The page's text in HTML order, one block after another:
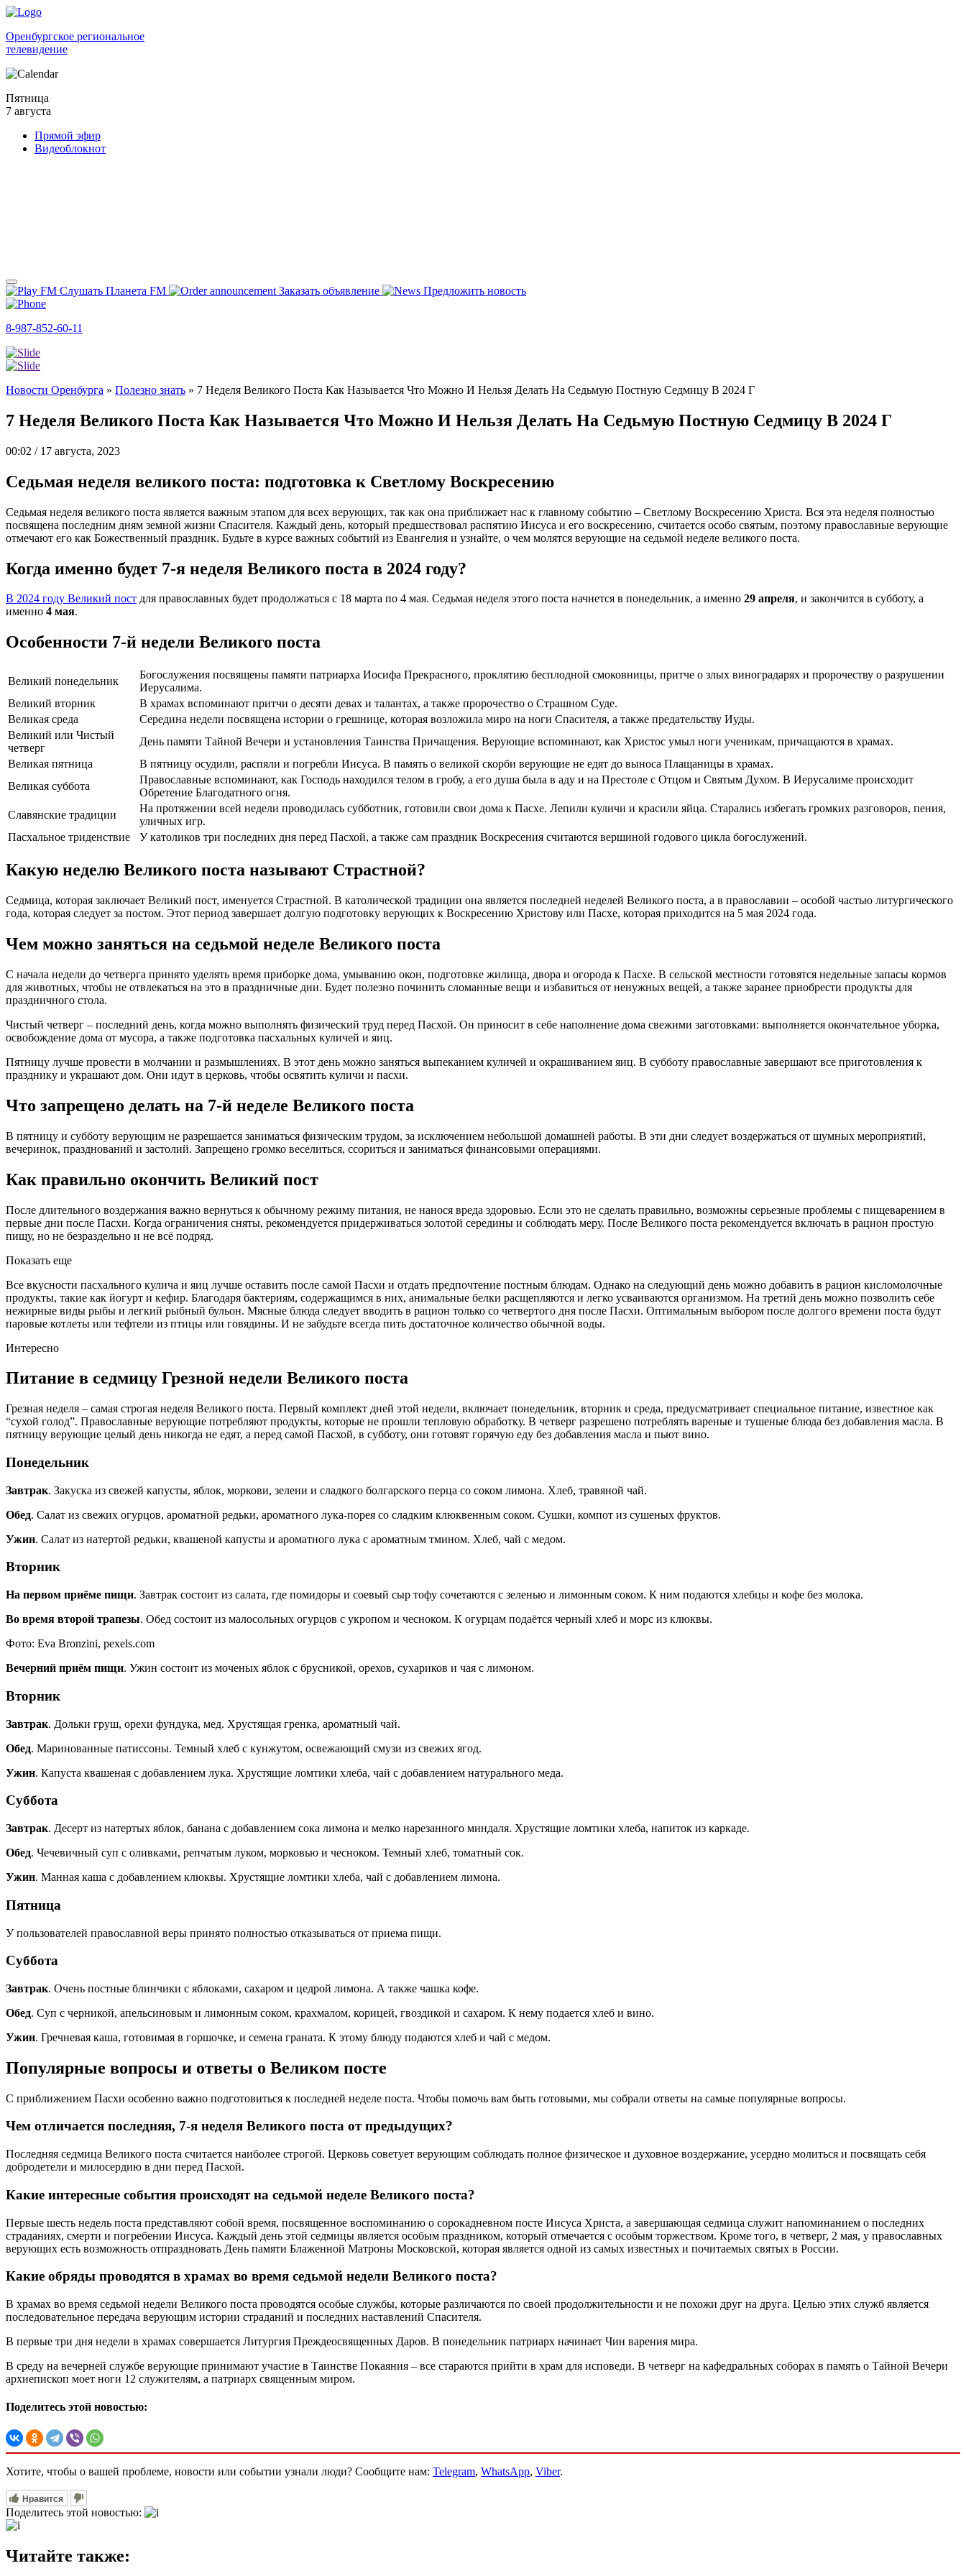
Оренбургское региональное
телевидение
Пятница
7 августа
Прямой эфир
Видеоблокнот
Слушать Планета FM Заказать объявление Предложить новость
8-987-852-60-11
Новости Оренбурга » Полезно знать » 7 Неделя Великого Поста Как Называется Что Можно И Нельзя Делать На Седьмую Постную Седмицу В 2024 Г
7 Неделя Великого Поста Как Называется Что Можно И Нельзя Делать На Седьмую Постную Седмицу В 2024 Г
00:02 / 17 августа, 2023
Седьмая неделя великого поста: подготовка к Светлому Воскресению
Седьмая неделя великого поста является важным этапом для всех верующих, так как она приближает нас к главному событию – Светлому Воскресению Христа. Вся эта неделя полностью
посвящена последним дням земной жизни Спасителя. Каждый день, который предшествовал распятию Иисуса и его воскресению, считается особо святым, поэтому православные верующие
отмечают его как Божественный праздник. Будьте в курсе важных событий из Евангелия и узнайте, о чем молятся верующие на седьмой неделе великого поста.
Когда именно будет 7-я неделя Великого поста в 2024 году?
В 2024 году Великий пост для православных будет продолжаться с 18 марта по 4 мая. Седьмая неделя этого поста начнется в понедельник, а именно 29 апреля, и закончится в субботу, а
именно 4 мая.
Особенности 7-й недели Великого поста
Великий понедельник
Богослужения посвящены памяти патриарха Иосифа Прекрасного, проклятию бесплодной смоковницы, притче о злых виноградарях и пророчеству о разрушении
Иерусалима.
Великий вторник
В храмах вспоминают притчи о десяти девах и талантах, а также пророчество о Страшном Суде.
Великая среда
Середина недели посвящена истории о грешнице, которая возложила миро на ноги Спасителя, а также предательству Иуды.
Великий или Чистый
четверг
День памяти Тайной Вечери и установления Таинства Причащения. Верующие вспоминают, как Христос умыл ноги ученикам, причащаются в храмах.
Великая пятница
В пятницу осудили, распяли и погребли Иисуса. В память о великой скорби верующие не едят до выноса Плащаницы в храмах.
Великая суббота
Православные вспоминают, как Господь находился телом в гробу, а его душа была в аду и на Престоле с Отцом и Святым Духом. В Иерусалиме происходит
Обретение Благодатного огня.
Славянские традиции
На протяжении всей недели проводилась субботник, готовили свои дома к Пасхе. Лепили куличи и красили яйца. Старались избегать громких разговоров, пения,
уличных игр.
Пасхальное триденствие
У католиков три последних дня перед Пасхой, а также сам праздник Воскресения считаются вершиной годового цикла богослужений.
Какую неделю Великого поста называют Страстной?
Седмица, которая заключает Великий пост, именуется Страстной. В католической традиции она является последней неделей Великого поста, а в православии – особой частью литургического
года, которая следует за постом. Этот период завершает долгую подготовку верующих к Воскресению Христову или Пасхе, которая приходится на 5 мая 2024 года.
Чем можно заняться на седьмой неделе Великого поста
С начала недели до четверга принято уделять время приборке дома, умыванию окон, подготовке жилища, двора и огорода к Пасхе. В сельской местности готовятся недельные запасы кормов
для животных, чтобы не отвлекаться на это в праздничные дни. Будет полезно починить сломанные вещи и избавиться от ненужных вещей, а также заранее приобрести продукты для
праздничного стола.
Чистый четверг – последний день, когда можно выполнять физический труд перед Пасхой. Он приносит в себе наполнение дома свежими заготовками: выполняется окончательное уборка,
освобождение дома от мусора, а также подготовка пасхальных куличей и яиц.
Пятницу лучше провести в молчании и размышлениях. В этот день можно заняться выпеканием куличей и окрашиванием яиц. В субботу православные завершают все приготовления к
празднику и украшают дом. Они идут в церковь, чтобы освятить куличи и пасхи.
Что запрещено делать на 7-й неделе Великого поста
В пятницу и субботу верующим не разрешается заниматься физическим трудом, за исключением небольшой домашней работы. В эти дни следует воздержаться от шумных мероприятий,
вечеринок, празднований и застолий. Запрещено громко веселиться, ссориться и заниматься финансовыми операциями.
Как правильно окончить Великий пост
После длительного воздержания важно вернуться к обычному режиму питания, не нанося вреда здоровью. Если это не сделать правильно, возможны серьезные проблемы с пищеварением в
первые дни после Пасхи. Когда ограничения сняты, рекомендуется придерживаться золотой середины и соблюдать меру. После Великого поста рекомендуется включать в рацион простую
пищу, но не безраздельно и не всё подряд.
Показать еще
Все вкусности пасхального кулича и яиц лучше оставить после самой Пасхи и отдать предпочтение постным блюдам. Однако на следующий день можно добавить в рацион кисломолочные
продукты, такие как йогурт и кефир. Благодаря бактериям, содержащимся в них, анимальные белки расщепляются и легко усваиваются организмом. На третий день можно позволить себе
нежирные виды рыбы и легкий рыбный бульон. Мясные блюда следует вводить в рацион только со четвертого дня после Пасхи. Оптимальным выбором после долгого времени поста будут
паровые котлеты или тефтели из птицы или говядины. И не забудьте всегда пить достаточное количество обычной воды.
Интересно
Питание в седмицу Грезной недели Великого поста
Грезная неделя – самая строгая неделя Великого поста. Первый комплект дней этой недели, включает понедельник, вторник и среда, предусматривает специальное питание, известное как
“сухой голод”. Православные верующие потребляют продукты, которые не прошли тепловую обработку. В четверг разрешено потреблять вареные и тушеные блюда без добавления масла. В
пятницу верующие целый день никогда не едят, а перед самой Пасхой, в субботу, они готовят горячую еду без добавления масла и пьют вино.
Понедельник
Завтрак. Закуска из свежей капусты, яблок, моркови, зелени и сладкого болгарского перца со соком лимона. Хлеб, травяной чай.
Обед. Салат из свежих огурцов, ароматной редьки, ароматного лука-порея со сладким клюквенным соком. Сушки, компот из сушеных фруктов.
Ужин. Салат из натертой редьки, квашеной капусты и ароматного лука с ароматным тмином. Хлеб, чай с медом.
Вторник
На первом приёме пищи. Завтрак состоит из салата, где помидоры и соевый сыр тофу сочетаются с зеленью и лимонным соком. К ним подаются хлебцы и кофе без молока.
Во время второй трапезы. Обед состоит из малосольных огурцов с укропом и чесноком. К огурцам подаётся черный хлеб и морс из клюквы.
Фото: Eva Bronzini, pexels.com
Вечерний приём пищи. Ужин состоит из моченых яблок с брусникой, орехов, сухариков и чая с лимоном.
Вторник
Завтрак. Дольки груш, орехи фундука, мед. Хрустящая гренка, ароматный чай.
Обед. Маринованные патиссоны. Темный хлеб с кунжутом, освежающий смузи из свежих ягод.
Ужин. Капуста квашеная с добавлением лука. Хрустящие ломтики хлеба, чай с добавлением натурального меда.
Суббота
Завтрак. Десерт из натертых яблок, банана с добавлением сока лимона и мелко нарезанного миндаля. Хрустящие ломтики хлеба, напиток из каркаде.
Обед. Чечевичный суп с оливками, репчатым луком, морковью и чесноком. Темный хлеб, томатный сок.
Ужин. Манная каша с добавлением клюквы. Хрустящие ломтики хлеба, чай с добавлением лимона.
Пятница
У пользователей православной веры принято полностью отказываться от приема пищи.
Суббота
Завтрак. Очень постные блинчики с яблоками, сахаром и цедрой лимона. А также чашка кофе.
Обед. Суп с черникой, апельсиновым и лимонным соком, крахмалом, корицей, гвоздикой и сахаром. К нему подается хлеб и вино.
Ужин. Гречневая каша, готовимая в горшочке, и семена граната. К этому блюду подаются хлеб и чай с медом.
Популярные вопросы и ответы о Великом посте
С приближением Пасхи особенно важно подготовиться к последней неделе поста. Чтобы помочь вам быть готовыми, мы собрали ответы на самые популярные вопросы.
Чем отличается последняя, 7-я неделя Великого поста от предыдущих?
Последняя седмица Великого поста считается наиболее строгой. Церковь советует верующим соблюдать полное физическое и духовное воздержание, усердно молиться и посвящать себя
добродетели и милосердию в дни перед Пасхой.
Какие интересные события происходят на седьмой неделе Великого поста?
Первые шесть недель поста представляют собой время, посвященное воспоминанию о сорокадневном посте Иисуса Христа, а завершающая седмица служит напоминанием о последних
страданиях, смерти и погребении Иисуса. Каждый день этой седмицы является особым праздником, который отмечается с особым торжеством. Кроме того, в четверг, 2 мая, у православных
верующих есть возможность отпраздновать День памяти Блаженной Матроны Московской, которая является одной из самых известных и почитаемых святых в России.
Какие обряды проводятся в храмах во время седьмой недели Великого поста?
В храмах во время седьмой недели Великого поста проводятся особые службы, которые различаются по своей продолжительности и не похожи друг на друга. Целью этих служб является
последовательное передача верующим истории страданий и последних наставлений Спасителя.
В первые три дня недели в храмах совершается Литургия Преждеосвященных Даров. В понедельник патриарх начинает Чин варения мира.
В среду на вечерней службе верующие принимают участие в Таинстве Покаяния – все стараются прийти в храм для исповеди. В четверг на кафедральных соборах в память о Тайной Вечери
архиепископ моет ноги 12 служителям, а патриарх священным миром.
Поделитесь этой новостью:
Хотите, чтобы о вашей проблеме, новости или событии узнали люди? Сообщите нам: Telegram, WhatsApp, Viber.
Нравится
Поделитесь этой новостью:
Читайте также: